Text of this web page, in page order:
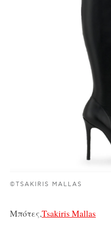
©TSAKIRIS MALLAS
Μπότες,Tsakiris Mallas